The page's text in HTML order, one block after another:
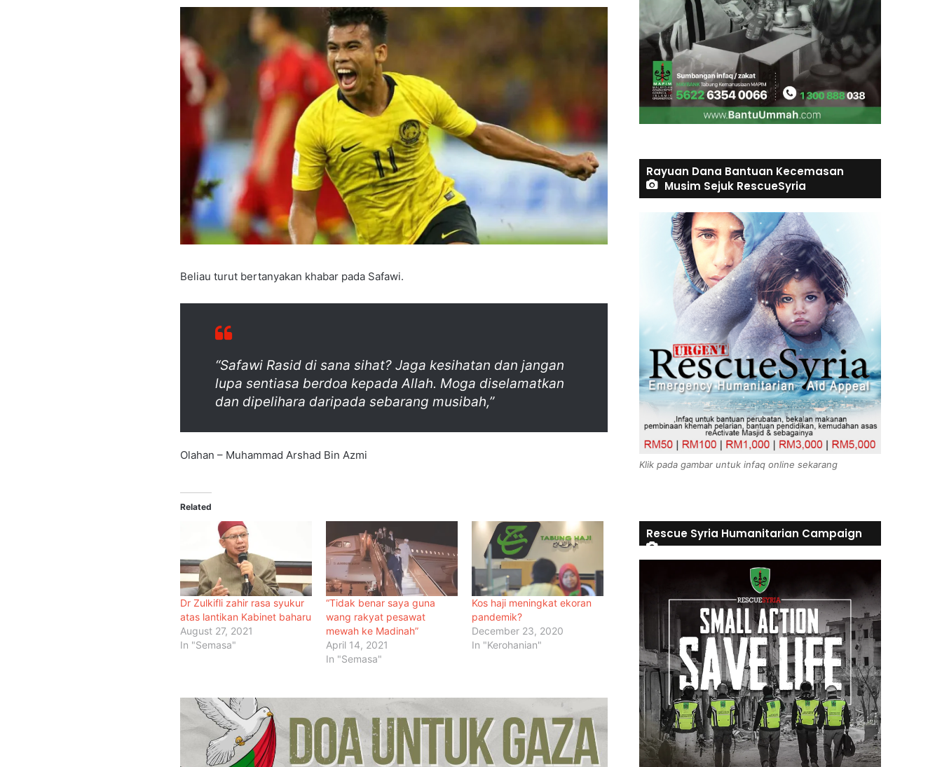
Beliau turut bertanyakan khabar pada Safawi.
“Safawi Rasid di sana sihat? Jaga kesihatan dan jangan
lupa sentiasa berdoa kepada Allah. Moga diselamatkan
dan dipelihara daripada sebarang musibah,”
Olahan – Muhammad Arshad Bin Azmi
Related
Dr Zulkifli zahir rasa syukur
atas lantikan Kabinet baharu
August 27, 2021
In "Semasa"
“Tidak benar saya guna
wang rakyat pesawat
mewah ke Madinah”
April 14, 2021
In "Semasa"
Kos haji meningkat ekoran
pandemik?
December 23, 2020
In "Kerohanian"
Sukan Komanwel Glasgow 2026:
Latif Romly Harungi Cuaca Sejuk
Untuk Sahkan Emas Ke-5 Malaysia
Rayuan Dana Bantuan Kecemasan
Musim Sejuk RescueSyria
Klik pada gambar untuk infaq online sekarang
Rescue Syria Humanitarian Campaign